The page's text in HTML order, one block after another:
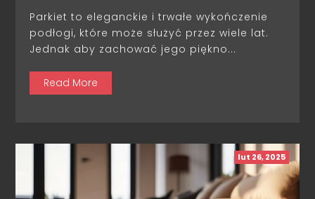
Parkiet to eleganckie i trwałe wykończenie
podłogi, które może służyć przez wiele lat.
Jednak aby zachować jego piękno...
Read More
lut 26, 2025